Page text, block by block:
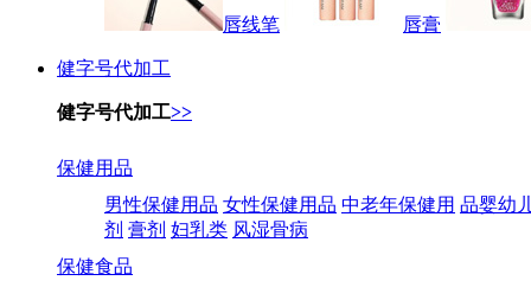
唇线笔 唇膏
健字号代加工
健字号代加工>>
保健用品
男性保健用品 女性保健用品 中老年保健用 品婴幼
剂 膏剂 妇乳类 风湿骨病
保健食品